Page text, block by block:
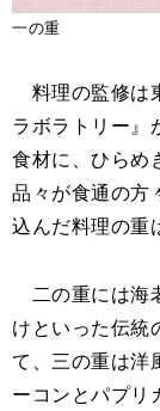
一の重
料理の監修は
ラボラトリー』
食材に、ひらめ
品々が食通の方
込んだ料理の重
二の重には海
けといった伝統
て、三の重は洋
ーコンとパプリ